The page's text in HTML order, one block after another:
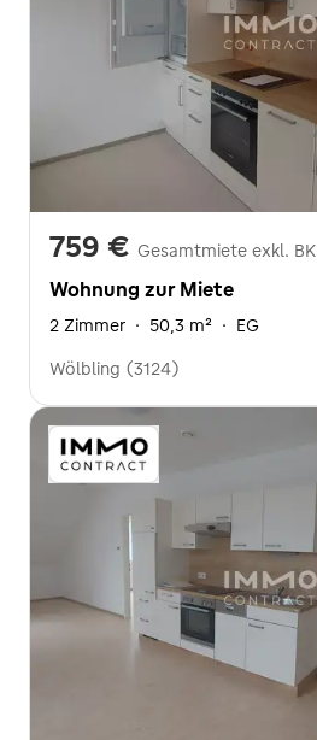
759 € Gesamtmiete exkl. BK
Wohnung zur Miete
2 Zimmer · 50,3 m² · EG
Wölbling (3124)